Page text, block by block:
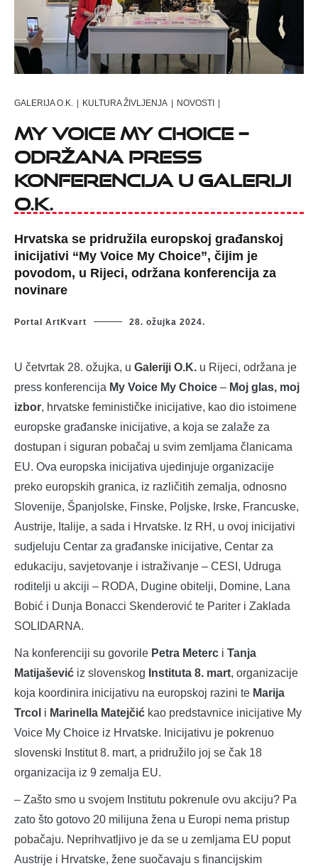
GALERIJA O.K. | KULTURA ŽIVLJENJA | NOVOSTI |
My Voice My Choice –
održana press
konferencija u Galeriji
O.K.
Hrvatska se pridružila europskoj građanskoj
inicijativi “My Voice My Choice”, čijim je
povodom, u Rijeci, održana konferencija za
novinare
Portal ArtKvart 28. ožujka 2024.
U četvrtak 28. ožujka, u Galeriji O.K. u Rijeci, održana je
press konferencija My Voice My Choice – Moj glas, moj
izbor, hrvatske feminističke inicijative, kao dio istoimene
europske građanske inicijative, a koja se zalaže za
dostupan i siguran pobačaj u svim zemljama članicama
EU. Ova europska inicijativa ujedinjuje organizacije
preko europskih granica, iz različitih zemalja, odnosno
Slovenije, Španjolske, Finske, Poljske, Irske, Francuske,
Austrije, Italije, a sada i Hrvatske. Iz RH, u ovoj inicijativi
sudjeluju Centar za građanske inicijative, Centar za
edukaciju, savjetovanje i istraživanje – CESI, Udruga
roditelji u akciji – RODA, Dugine obitelji, Domine, Lana
Bobić i Dunja Bonacci Skenderović te Pariter i Zaklada
SOLIDARNA.
Na konferenciji su govorile Petra Meterc i Tanja
Matijašević iz slovenskog Instituta 8. mart, organizacije
koja koordinira inicijativu na europskoj razini te Marija
Trcol i Marinella Matejčić kao predstavnice inicijative My
Voice My Choice iz Hrvatske. Inicijativu je pokrenuo
slovenski Institut 8. mart, a pridružilo joj se čak 18
organizacija iz 9 zemalja EU.
– Zašto smo u svojem Institutu pokrenule ovu akciju? Pa
zato što gotovo 20 milijuna žena u Europi nema pristup
pobačaju. Neprihvatljivo je da se u zemljama EU poput
Austrije i Hrvatske, žene suočavaju s financijskim